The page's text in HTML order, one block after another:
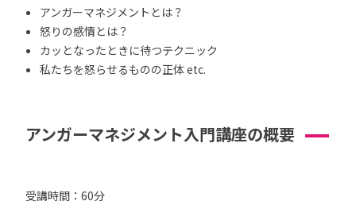
アンガーマネジメントとは？
怒りの感情とは？
カッとなったときに待つテクニック
私たちを怒らせるものの正体 etc.
アンガーマネジメント入門講座の概要
受講時間：60分